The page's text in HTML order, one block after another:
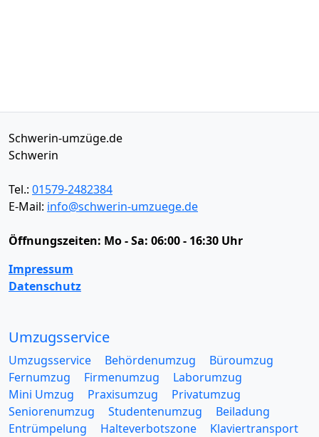
Schwerin-umzüge.de
Schwerin
Tel.: 01579-2482384
E-Mail: info@schwerin-umzuege.de
Öffnungszeiten: Mo - Sa: 06:00 - 16:30 Uhr
Impressum
Datenschutz
Umzugsservice
Umzugsservice Behördenumzug
Büroumzug
Fernumzug
Firmenumzug
Laborumzug
Mini Umzug
Praxisumzug
Privatumzug
Seniorenumzug
Studentenumzug
Beiladung
Entrümpelung
Halteverbotszone
Klaviertransport